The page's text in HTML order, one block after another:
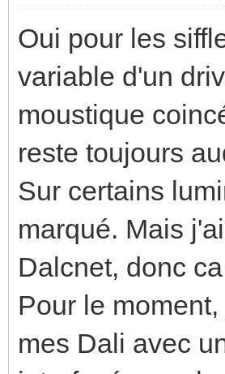
Oui pour les
variable d'un
moustique
reste toujours
Sur certains
marqué. Mais
Dalcnet, donc
Pour le
mes Dali avec